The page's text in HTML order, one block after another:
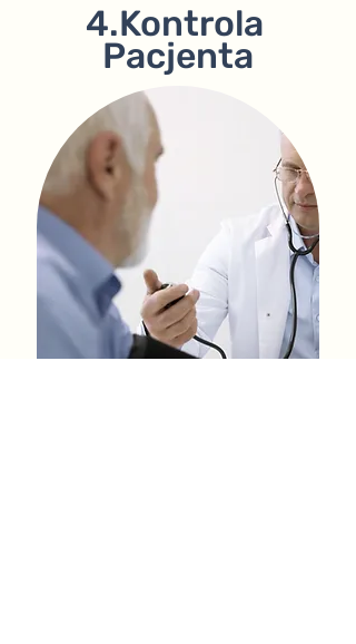
4.Kontrola
Pacjenta